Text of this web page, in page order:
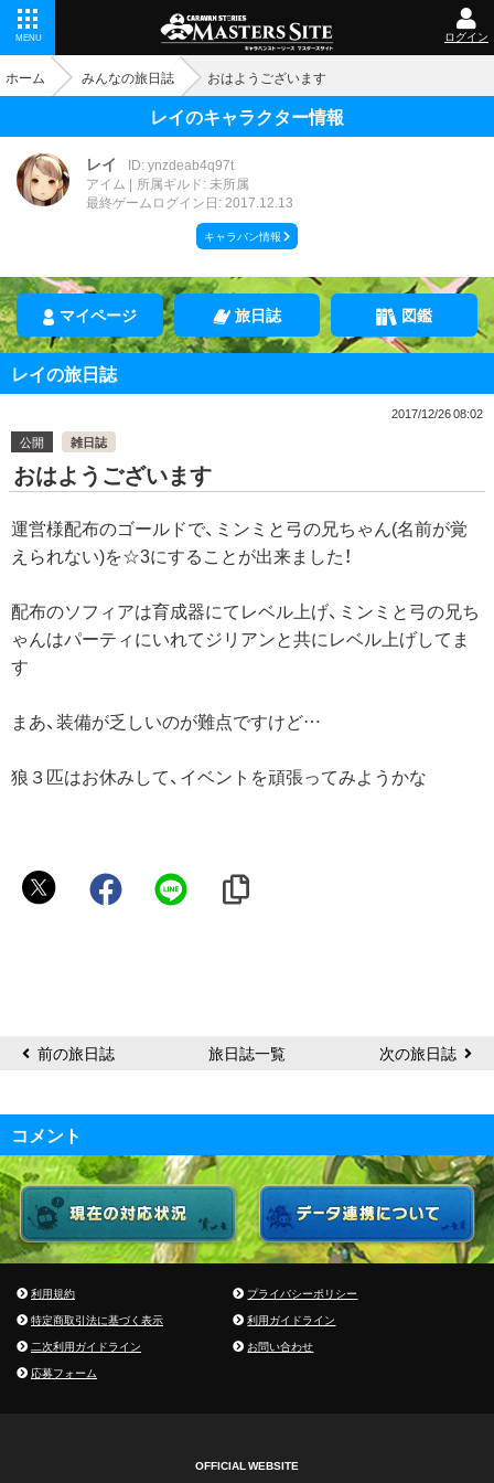
MENU ログイン
ホーム みんなの旅日誌 おはようございます
レイのキャラクター情報
レイ
ID: ynzdeab4q97t
アイム
所属ギルド: 未所属
最終ゲームログイン日: 2017.12.13
キャラバン情報
マイページ 旅日誌 図鑑
レイの旅日誌
2017/12/26 08:02
公開
雑日誌
おはようございます
運営様配布のゴールドで、ミンミと弓の兄ちゃん(名前が覚
えられない)を☆3にすることが出来ました！
配布のソフィアは育成器にてレベル上げ、ミンミと弓の兄ち
ゃんはパーティにいれてジリアンと共にレベル上げしてま
す
まあ、装備が乏しいのが難点ですけど…
狼３匹はお休みして、イベントを頑張ってみようかな
レ
前の旅日誌 旅日誌一覧 次の旅日誌
コメント
利用規約
プライバシーポリシー
特定商取引法に基づく表示
利用ガイドライン
二次利用ガイドライン
お問い合わせ
応募フォーム
OFFICIAL WEBSITE